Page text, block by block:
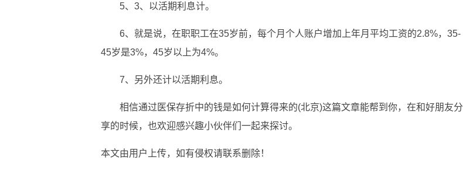
5、3、以活期利息计。
6、就是说，在职职工在35岁前，每个月个人账户增加上年月平均工资的2.8%，35-
45岁是3%，45岁以上为4%。
7、另外还计以活期利息。
相信通过医保存折中的钱是如何计算得来的(北京)这篇文章能帮到你，在和好朋友分
享的时候，也欢迎感兴趣小伙伴们一起来探讨。
本文由用户上传，如有侵权请联系删除！